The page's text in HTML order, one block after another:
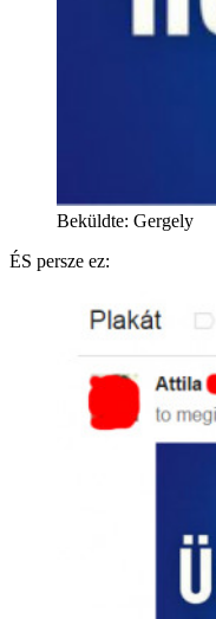
Beküldte: Gergely
ÉS persze ez: